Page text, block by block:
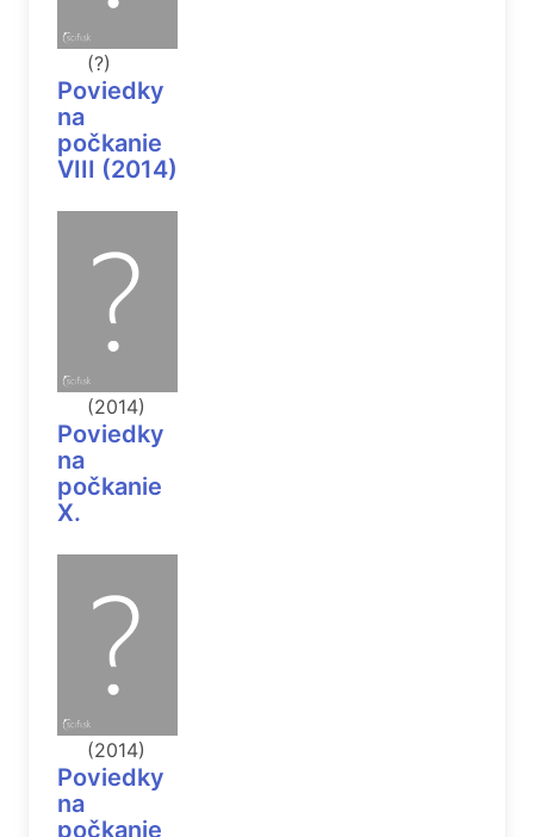
(?)
Poviedky
na
počkanie
VIII (2014)
(2014)
Poviedky
na
počkanie
X.
(2014)
Poviedky
na
počkanie